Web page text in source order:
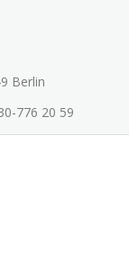
Berlin
776 20 59